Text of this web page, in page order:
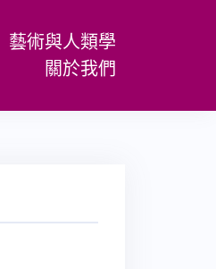
藝術與人類學
關於我們